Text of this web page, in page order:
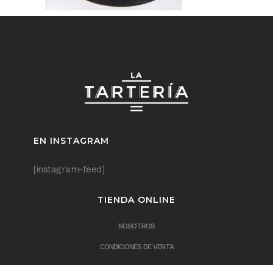
EN INSTAGRAM
[instagram-feed]
TIENDA ONLINE
NOSOTROS
CONDICIONES DE VENTA